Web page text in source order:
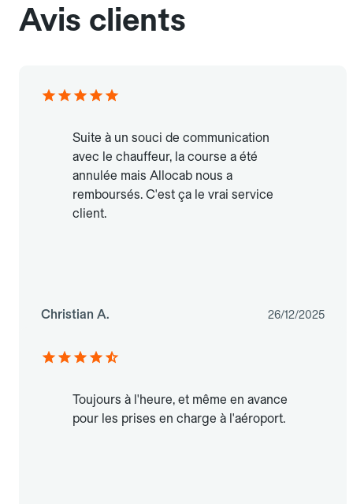
Avis clients
Suite à un souci de communication
avec le chauffeur, la course a été
annulée mais Allocab nous a
remboursés. C'est ça le vrai service
client.
Christian A. 26/12/2025
Toujours à l'heure, et même en avance
pour les prises en charge à l'aéroport.